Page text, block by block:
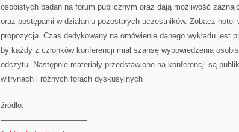
osobistych badań na forum publicznym oraz dają możliwość
oraz postępami w działaniu pozostałych uczestników. Zobacz hotel
propozycja. Czas dedykowany na omówienie danego wykładu jest
by każdy z członków konferencji miał szansę wypowiedzenia
odczytu. Następnie materiały przedstawione na konferencji są
witrynach i różnych forach dyskusyjnych
źródło:
———————————